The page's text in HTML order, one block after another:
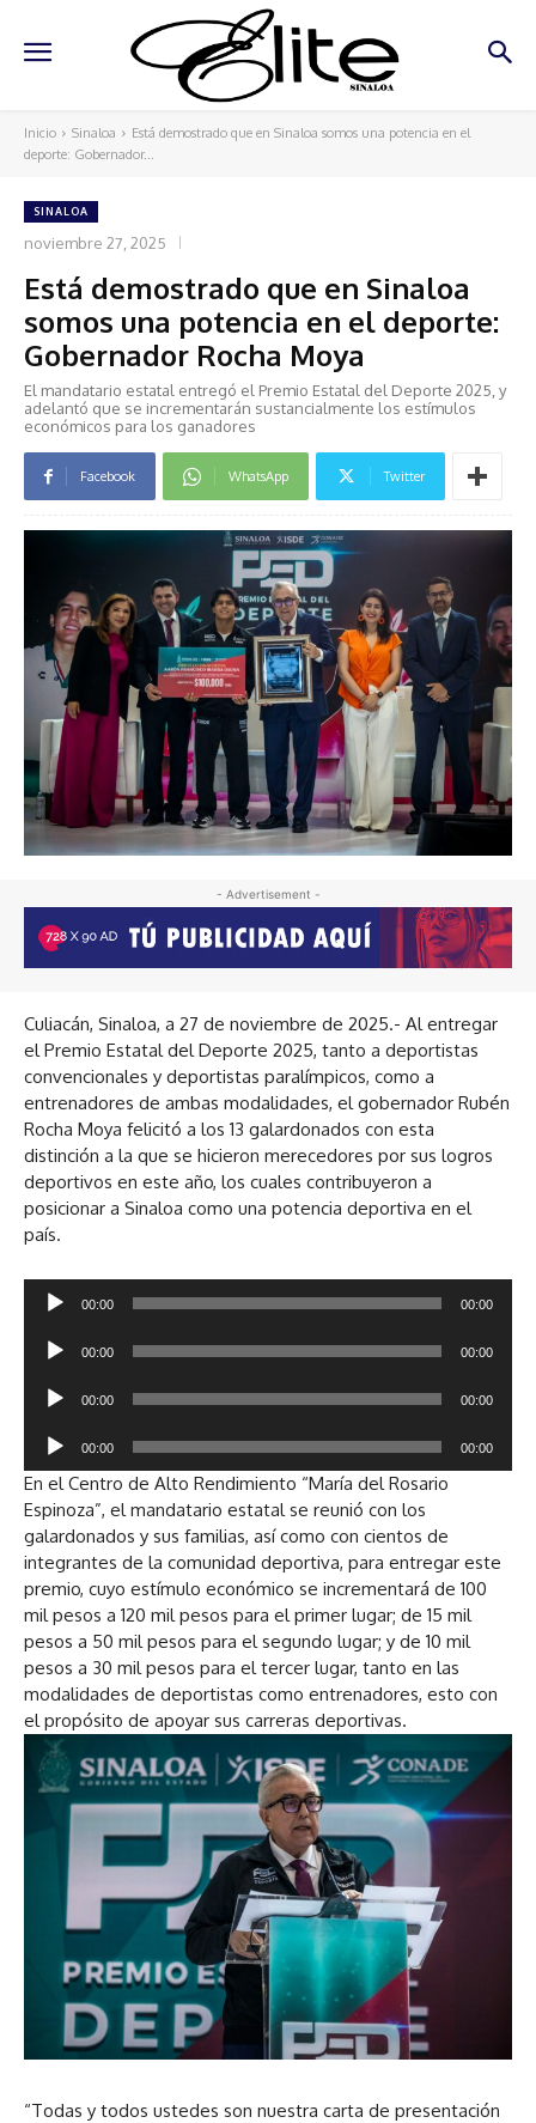
Inicio Sinaloa
Está demostrado que en Sinaloa somos una potencia en el
deporte: Gobernador...
SINALOA
noviembre 27, 2025
Está demostrado que en Sinaloa
somos una potencia en el deporte:
Gobernador Rocha Moya
El mandatario estatal entregó el Premio Estatal del Deporte 2025, y
adelantó que se incrementarán sustancialmente los estímulos
económicos para los ganadores
Facebook WhatsApp Twitter
- Advertisement -
Culiacán, Sinaloa, a 27 de noviembre de 2025.- Al entregar
el Premio Estatal del Deporte 2025, tanto a deportistas
convencionales y deportistas paralímpicos, como a
entrenadores de ambas modalidades, el gobernador Rubén
Rocha Moya felicitó a los 13 galardonados con esta
distinción a la que se hicieron merecedores por sus logros
deportivos en este año, los cuales contribuyeron a
posicionar a Sinaloa como una potencia deportiva en el
país.
c
t
r
e
u
d
o
00:00 00:00
d
u
c
t
o
r
d
e
a
u
d
00:00 00:00
o
d
u
c
t
o
r
d
e
a
00:00 00:00
p
r
o
d
u
c
t
o
r
d
00:00 00:00
En el Centro de Alto Rendimiento “María del Rosario
Espinoza”, el mandatario estatal se reunió con los
galardonados y sus familias, así como con cientos de
integrantes de la comunidad deportiva, para entregar este
premio, cuyo estímulo económico se incrementará de 100
mil pesos a 120 mil pesos para el primer lugar; de 15 mil
pesos a 50 mil pesos para el segundo lugar; y de 10 mil
pesos a 30 mil pesos para el tercer lugar, tanto en las
modalidades de deportistas como entrenadores, esto con
el propósito de apoyar sus carreras deportivas.
“Todas y todos ustedes son nuestra carta de presentación